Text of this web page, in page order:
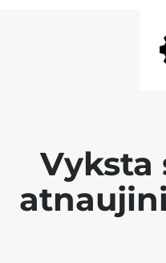
Vyksta